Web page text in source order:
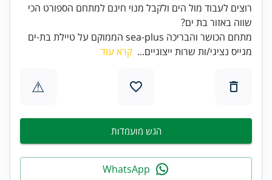
רוצים לעבוד מול הים ולקבל מנוי חינם למתחם הספורט הכי
שווה באזור בת ים?
מתחם הכושר והבריכה sea-plus הממוקם על טיילת בת-ים
מגייס נציגי/ות שרות ייצוגיים... קרא עוד
⚠
הגש מועמדות